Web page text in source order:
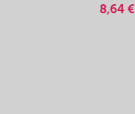
8,64 €